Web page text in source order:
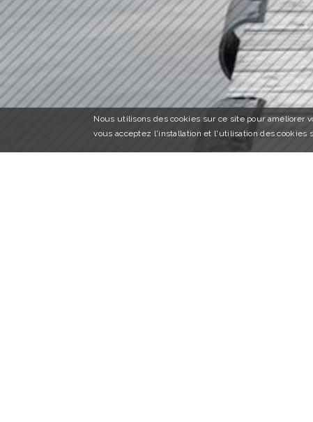
Nous utilisons des cookies sur ce site pour améliorer
vous acceptez l'installation et l'utilisation des cookies